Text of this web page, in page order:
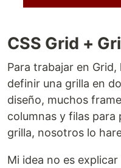
CSS Grid +
Para trabajar en
definir una grilla en
diseño, muchos
columnas y filas para
grilla, nosotros lo
Mi idea no es